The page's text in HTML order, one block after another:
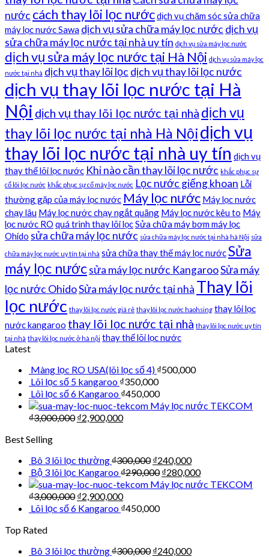
nước cách thay lõi lọc nướcdịch vụ chăm sóc sửa chữa
máy lọc nước Sawa dịch vụ sửa chữa máy lọc nước dịch vụ
sửa chữa máy lọc nước tại nhà uy tín dịch vụ sửa máy lọc nước
dịch vụ sửa máy lọc nước tại Hà Nội dịch vụ sửa máy lọc
nước tại nhà dịch vụ thay lõi lọc dịch vụ thay lõi lọc nước
dịch vụ thay lõi lọc nước tại Hà
Nội dịch vụ thay lõi lọc nước tại nhà dịch vụ
thay lõi lọc nước tại nhà Hà Nộidịch vụ
thay lõi lọc nước tại nhà uy tín dịch vụ
thay thế lõi lọc nước Khi nào cần thay lõi lọc nước khắc phục sự
cố lõi lọc nước khắc phục sự cố máy lọc nước Lọc nước giếng khoan Lỗi
thường gặp của máy lọc nước Máy lọc nước Máy lọc nước
chạy lâu Máy lọc nước chạy ngắt quãng Máy lọc nước kêu to Máy
lọc nước RO quá trình thay lõi lọcSửa chữa máy bơm máy lọc
Ohido sửa chữa máy lọc nước sửa chữa máy lọc nước tại nhà hà Nội sửa
chữa máy lọc nước uy tín tại nhà sửa chữa thay thế máy lọc nướcSửa
máy lọc nướcsửa máy lọc nước KangarooSửa máy
lọc nước OhidoSửa máy lọc nước tại nhà Thay lõi
lọc nước thay lõi lọc nước giá rẻ thay lõi lọc nước haohsing thay lõi lọc
nước kangaroo thay lõi lọc nước tại nhà thay lõi lọc nước uy tín
tại nhà thay lõi lọc nước ở hà nội thay thế lõi lọc nước
Latest
Màng lọc RO USA(lõi lọc số 4) ₫500,000
Lõi lọc số 5 kangaroo ₫350,000
Lõi lọc số 6 Kangaroo ₫450,000
Máy lọc nước TEKCOM
₫3,000,000 ₫2,900,000
Best Selling
Bô 3 lõi lọc thường₫300,000 ₫240,000
Bộ 3 lõi lọc Kangaroo₫290,000 ₫280,000
Máy lọc nước TEKCOM
₫3,000,000 ₫2,900,000
Lõi lọc số 6 Kangaroo ₫450,000
Top Rated
Bô 3 lõi lọc thường₫300,000 ₫240,000